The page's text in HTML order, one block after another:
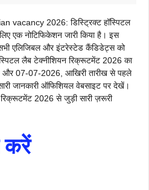
vacancy 2026: डिस्ट्रिक्ट हॉस्पिटल
एक नोटिफिकेशन जारी किया है। इस
एलिजिबल और इंटरेस्टेड कैंडिडेट्स को
लैब टेक्नीशियन रिक्रूटमेंट 2026 का
और 07-07-2026, आखिरी तारीख से पहले
जानकारी ऑफिशियल वेबसाइट पर देखें।
रिक्रूटमेंट 2026 से जुड़ी सारी ज़रूरी
करें